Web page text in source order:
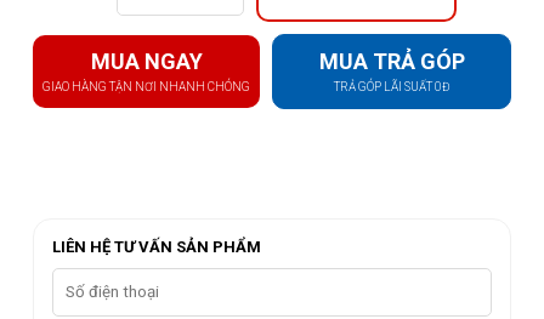
MUA NGAY
GIAO HÀNG TẬN NƠI NHANH CHÓNG
MUA TRẢ GÓP
TRẢ GÓP LÃI SUẤT 0Đ
LIÊN HỆ TƯ VẤN SẢN PHẨM